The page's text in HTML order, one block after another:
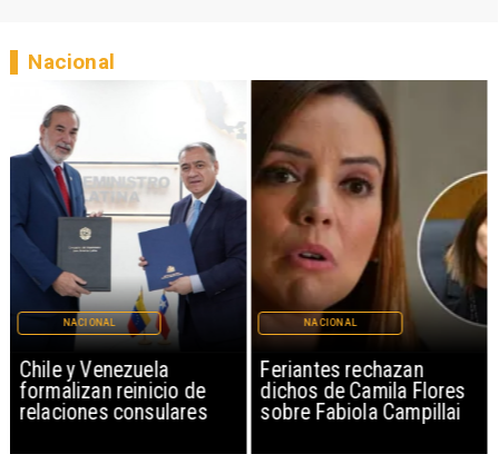
Chile y Venezuela
formalizan reinicio de
relaciones consulares
NACIONAL
Feriantes rechazan
dichos de Camila Flores
sobre Fabiola Campillai
NACIONAL
Nacional